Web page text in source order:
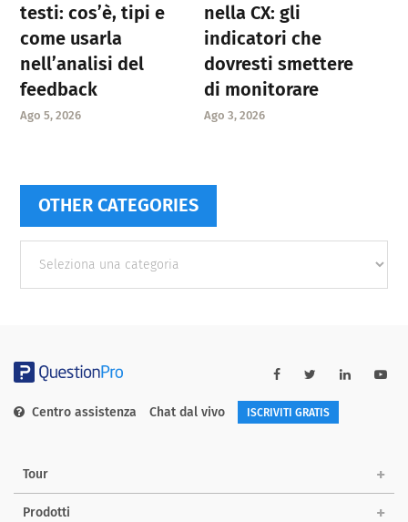
testi: cos’è, tipi e
come usarla
nell’analisi del
feedback
Ago 5, 2026
nella CX: gli
indicatori che
dovresti smettere
di monitorare
Ago 3, 2026
OTHER CATEGORIES
categories
Centro assistenza Chat dal vivo ISCRIVITI GRATIS
Tour
Prodotti